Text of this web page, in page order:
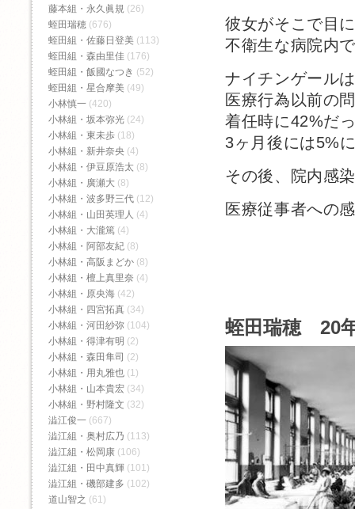
彼女がそこで目
不衛生な病院内
ナイチンゲール
医療行為以前の
着任時に42%だ
3ヶ月後には5%
その後、院内感
医療従事者への
蛭田瑞穂 20
藤本組・永久眞規 (26)
蛭田瑞穂 (676)
蛭田組・佐藤日登美 (113)
蛭田組・森由里佳 (176)
蛭田組・飯國なつき (52)
蛭田組・星合摩美 (49)
小林慎一 (420)
小林組・坂本弥光 (24)
小林組・東未歩 (18)
小林組・新井奈央 (4)
小林組・伊豆原浩太 (8)
小林組・廣瀬大 (8)
小林組・波多野三代 (12)
小林組・山田英理人 (4)
小林組・大瀧篤 (4)
小林組・阿部友紀 (8)
小林組・高阪まどか (8)
小林組・檀上真里奈 (4)
小林組・原央海 (42)
小林組・四宮拓真 (34)
小林組・河田紗弥 (104)
小林組・得津有明 (2)
小林組・森田隼司 (2)
小林組・用丸雅也 (1)
小林組・山本貴宏 (34)
小林組・野村隆文 (32)
澁江俊一 (667)
澁江組・奥村広乃 (113)
澁江組・松岡康 (106)
澁江組・田中真輝 (101)
澁江組・磯部建多 (102)
道山智之 (61)